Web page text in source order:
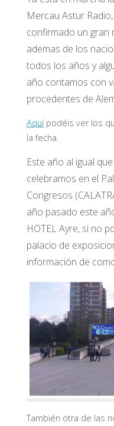
Mercau Astur
confirmado un gran
ademas de los
todos los años y
año contamos con
procedentes de
Aquípodéis ver los
la fecha.
Este año al igual
celebramos en el
Congresos
año pasado este
HOTEL Ayre, si no
palacio de
información de
También otra de las